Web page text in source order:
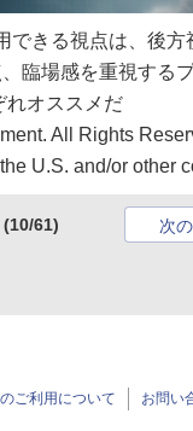
できる視点は、後
臨場感を重視する
れオススメだ
All Rights
U.S. and/or other
(10/61) 次
ご利用について お問い